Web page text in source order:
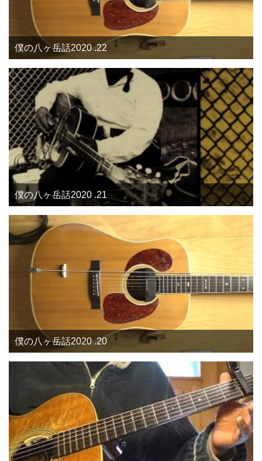
僕の八ヶ岳話2020 .22
僕の八ヶ岳話2020 .21
僕の八ヶ岳話2020 .20